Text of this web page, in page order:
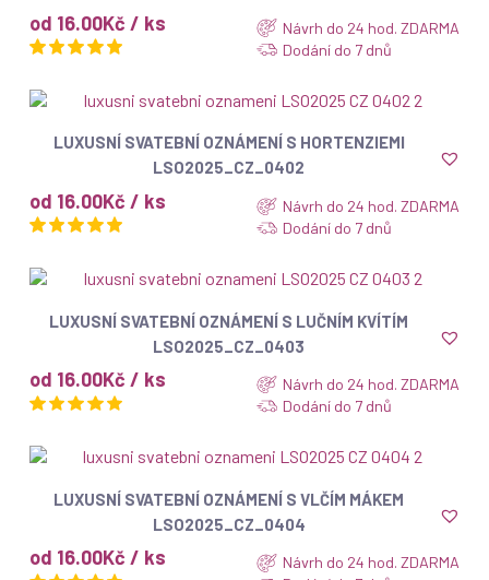
od 16.00Kč / ks
Návrh do 24 hod. ZDARMA
Dodání do 7 dnů
ZOBRAZIT
LUXUSNÍ SVATEBNÍ OZNÁMENÍ S HORTENZIEMI
LSO2025_CZ_0402
od 16.00Kč / ks
Návrh do 24 hod. ZDARMA
Dodání do 7 dnů
ZOBRAZIT
LUXUSNÍ SVATEBNÍ OZNÁMENÍ S LUČNÍM KVÍTÍM
LSO2025_CZ_0403
od 16.00Kč / ks
Návrh do 24 hod. ZDARMA
Dodání do 7 dnů
ZOBRAZIT
LUXUSNÍ SVATEBNÍ OZNÁMENÍ S VLČÍM MÁKEM
LSO2025_CZ_0404
od 16.00Kč / ks
Návrh do 24 hod. ZDARMA